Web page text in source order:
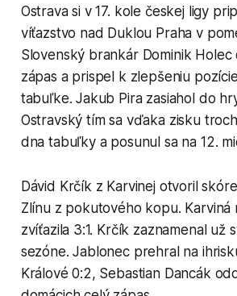
Ostrava si v 17. kole českej ligy
víťazstvo nad Duklou Praha v
Slovenský brankár Dominik
zápas a prispel k zlepšeniu
tabuľke. Jakub Pira zasiahol do
Ostravský tím sa vďaka zisku
dna tabuľky a posunul sa na 12.
Dávid Krčík z Karvinej otvoril
Zlínu z pokutového kopu. Karviná
zvíťazila 3:1. Krčík zaznamenal už
sezóne. Jablonec prehral na
Králové 0:2, Sebastian Dancák